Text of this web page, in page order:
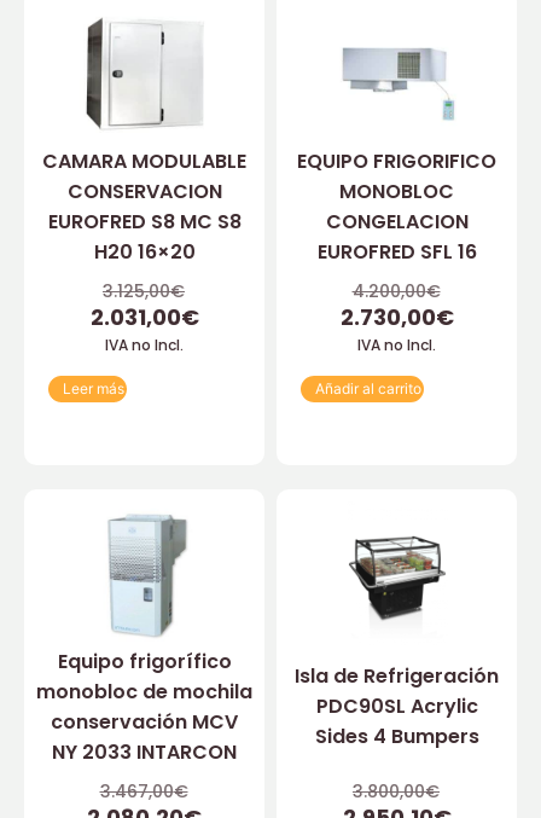
CAMARA MODULABLE
CONSERVACION
EUROFRED S8 MC S8
H20 16×20
3.125,00€
2.031,00€
IVA no Incl.
Leer más
EQUIPO FRIGORIFICO
MONOBLOC
CONGELACION
EUROFRED SFL 16
4.200,00€
2.730,00€
IVA no Incl.
Añadir al carrito
Equipo frigorífico
monobloc de mochila
conservación MCV
NY 2033 INTARCON
3.467,00€
Isla de Refrigeración
PDC90SL Acrylic
Sides 4 Bumpers
3.800,00€